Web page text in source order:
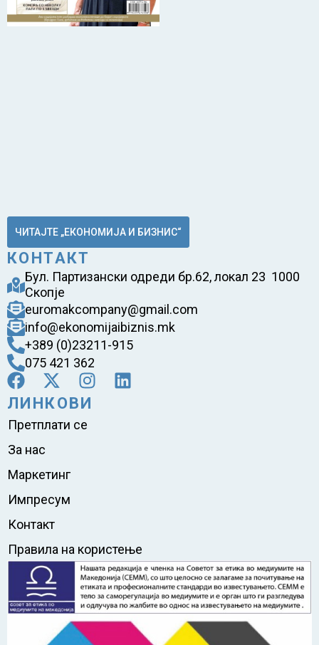
ЧИТАЈТЕ „ЕКОНОМИЈА И БИЗНИС“
КОНТАКТ
Бул. Партизански одреди бр.62, локал 23 1000
Скопје
euromakcompany@gmail.com
info@ekonomijaibiznis.mk
+389 (0)23211-915
075 421 362
ЛИНКОВИ
Претплати се
За нас
Маркетинг
Импресум
Контакт
Правила на користење